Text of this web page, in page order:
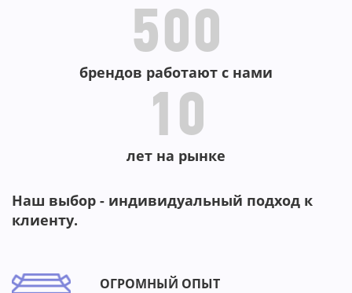
500
брендов работают с нами
10
лет на рынке
Наш выбор - индивидуальный подход к
клиенту.
ОГРОМНЫЙ ОПЫТ